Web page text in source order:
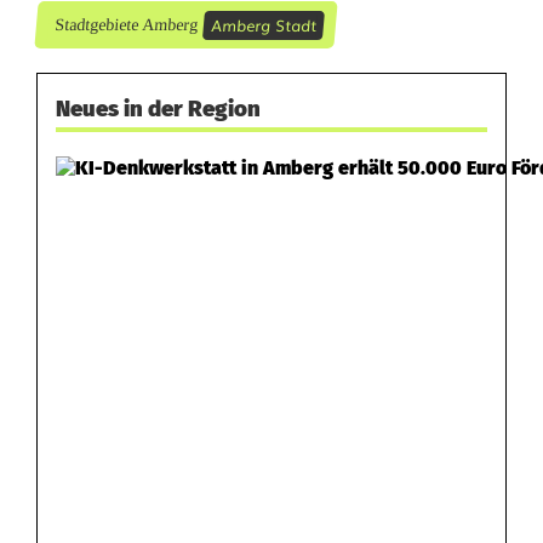
l
Stadtgebiete Amberg Amberg Stadt
Neues in der Region